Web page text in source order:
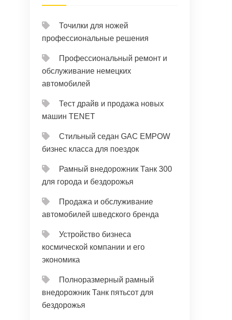
Точилки для ножей
профессиональные решения
Профессиональный ремонт и
обслуживание немецких
автомобилей
Тест драйв и продажа новых
машин TENET
Стильный седан GAC EMPOW
бизнес класса для поездок
Рамный внедорожник Танк 300
для города и бездорожья
Продажа и обслуживание
автомобилей шведского бренда
Устройство бизнеса
космической компании и его
экономика
Полноразмерный рамный
внедорожник Танк пятьсот для
бездорожья